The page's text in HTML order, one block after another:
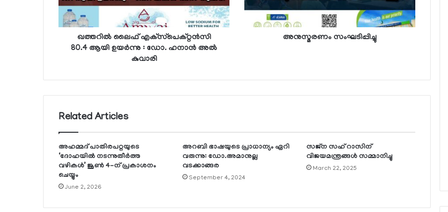
ഖത്തറില്‍ ലൈഫ് എക്‌സ്‌പെക്റ്റന്‍സി
80.4 ആയി ഉയര്‍ന്നു : ഡോ. ഹനാന്‍ അല്‍
കുവാരി
അനുസ്മരണം സംഘടിപ്പിച്ചു
Related Articles
അഹമ്മദ് പാതിരപറ്റയുടെ
‘ദോഹയില്‍ നടന്നുതീര്‍ത്ത
വഴികള്‍’ ജൂണ്‍ 4-ന് പ്രകാശനം
ചെയ്യും
June 2, 2026
അറബി ഭാഷയുടെ പ്രാധാന്യം ഏറി
വരുന്നു: ഡോ.അമാനുല്ല
വടക്കാങ്ങര
September 4, 2024
സജ്‌ന സഹ് റാസിന്
വിജയമന്ത്രങ്ങള്‍ സമ്മാനിച്ചു
March 22, 2025